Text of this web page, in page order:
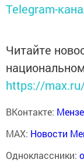
Telegram-
Читайте
https://
ВКонтакте:
MAX: Новости
Одноклассники: